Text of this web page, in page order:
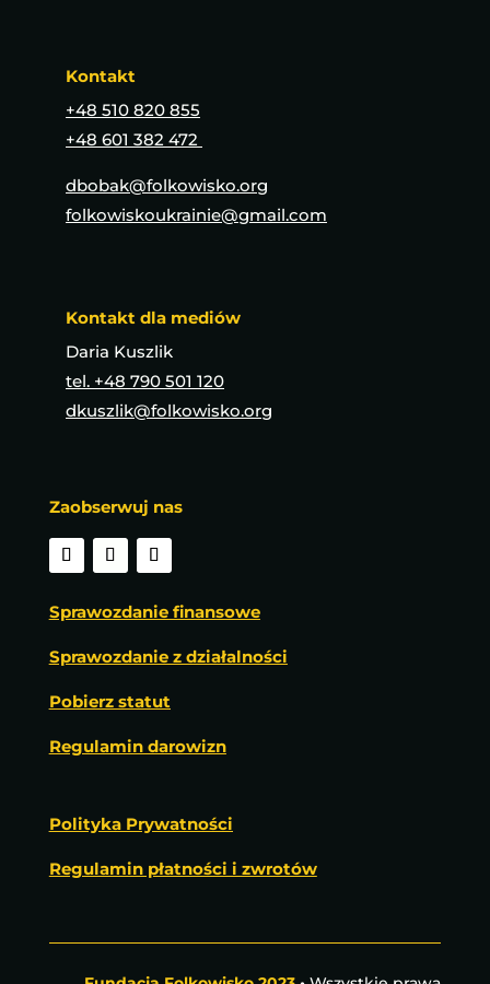
Kontakt
+48 510 820 855
+48 601 382 472
dbobak@folkowisko.org
folkowiskoukrainie@gmail.com
Kontakt dla mediów
Daria Kuszlik
tel. +48 790 501 120
dkuszlik@folkowisko.org
Zaobserwuj nas
Sprawozdanie finansowe
Sprawozdanie z działalności
Pobierz statut
Regulamin darowizn
Polityka Prywatności
Regulamin płatności i zwrotów